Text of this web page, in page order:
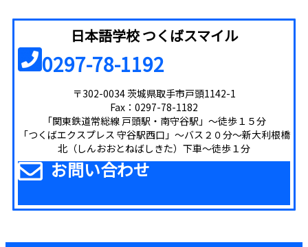
日本語学校 つくばスマイル
0297-78-1192
〒302-0034 茨城県取手市戸頭1142-1
Fax：0297-78-1182
「関東鉄道常総線 戸頭駅・南守谷駅」～徒歩１５分
「つくばエクスプレス 守谷駅西口」～バス２０分～新大利根橋
北（しんおおとねばしきた）下車～徒歩１分
お問い合わせ